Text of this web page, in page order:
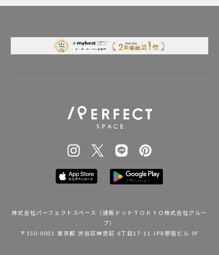
株式会社パーフェクトスペース
（通販ドットＴＯＫＹＯ株式会社グルー
プ）
〒150-0001 東京都 渋谷区神宮前 6丁目17-11 JPR原宿ビル 9F